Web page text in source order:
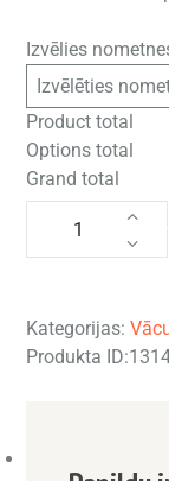
Izvēlies
Product total
Options total
Grand total
Deutsch Macht
Spaß – vācu
klase) quantity
Kategorijas:
Produkta ID: